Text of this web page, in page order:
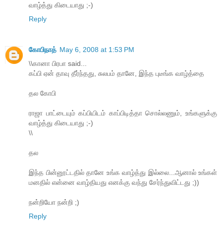
வாழ்த்து கிடையாது ;-)
Reply
கோபிநாத் May 6, 2008 at 1:53 PM
\\கானா பிரபா said...
கப்பி ஏன் தாவு தீர்ந்தது, சுலபம் தானே, இந்த புடீங்க வாழ்த்தை
தல கோபி
ராஜா பாட்டையும் கப்பியிடம் காப்பிடித்தா சொல்லணும், உங்களுக்கு
வாழ்த்து கிடையாது ;-)
\\
தல
இந்த பின்னூட்டதில் தானே உங்க வாழ்த்து இல்லை...ஆனால் உங்கள்
மனதில் என்னை வாழ்தியது எனக்கு வந்து சேர்ந்துவிட்டது ;))
நன்றியோ நன்றி ;)
Reply